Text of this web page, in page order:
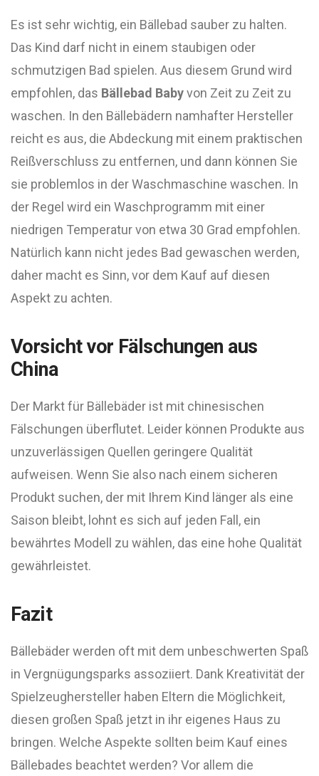
Es ist sehr wichtig, ein Bällebad sauber zu halten.
Das Kind darf nicht in einem staubigen oder
schmutzigen Bad spielen. Aus diesem Grund wird
empfohlen, das Bällebad Babyvon Zeit zu Zeit zu
waschen. In den Bällebädern namhafter Hersteller
reicht es aus, die Abdeckung mit einem praktischen
Reißverschluss zu entfernen, und dann können Sie
sie problemlos in der Waschmaschine waschen. In
der Regel wird ein Waschprogramm mit einer
niedrigen Temperatur von etwa 30 Grad empfohlen.
Natürlich kann nicht jedes Bad gewaschen werden,
daher macht es Sinn, vor dem Kauf auf diesen
Aspekt zu achten.
Vorsicht vor Fälschungen aus
China
Der Markt für Bällebäder ist mit chinesischen
Fälschungen überflutet. Leider können Produkte aus
unzuverlässigen Quellen geringere Qualität
aufweisen. Wenn Sie also nach einem sicheren
Produkt suchen, der mit Ihrem Kind länger als eine
Saison bleibt, lohnt es sich auf jeden Fall, ein
bewährtes Modell zu wählen, das eine hohe Qualität
gewährleistet.
Fazit
Bällebäder werden oft mit dem unbeschwerten Spaß
in Vergnügungsparks assoziiert. Dank Kreativität der
Spielzeughersteller haben Eltern die Möglichkeit,
diesen großen Spaß jetzt in ihr eigenes Haus zu
bringen. Welche Aspekte sollten beim Kauf eines
Bällebades beachtet werden? Vor allem die